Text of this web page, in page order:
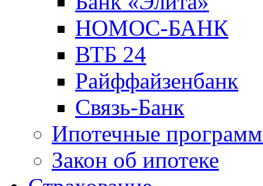
НОМОС-БАНК
ВТБ 24
Райффайзенбанк
Связь-Банк
Ипотечные
Закон об ипотеке